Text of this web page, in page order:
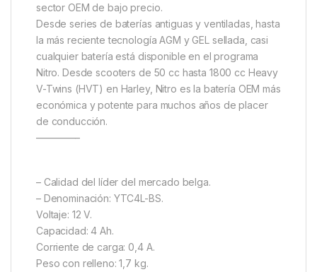
sector OEM de bajo precio.
Desde series de baterías antiguas y ventiladas, hasta
la más reciente tecnología AGM y GEL sellada, casi
cualquier batería está disponible en el programa
Nitro. Desde scooters de 50 cc hasta 1800 cc Heavy
V-Twins (HVT) en Harley, Nitro es la batería OEM más
económica y potente para muchos años de placer
de conducción.
————–
– Calidad del líder del mercado belga.
– Denominación: YTC4L-BS.
Voltaje: 12 V.
Capacidad: 4 Ah.
Corriente de carga: 0,4 A.
Peso con relleno: 1,7 kg.